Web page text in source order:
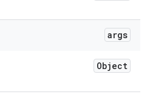
args
Object